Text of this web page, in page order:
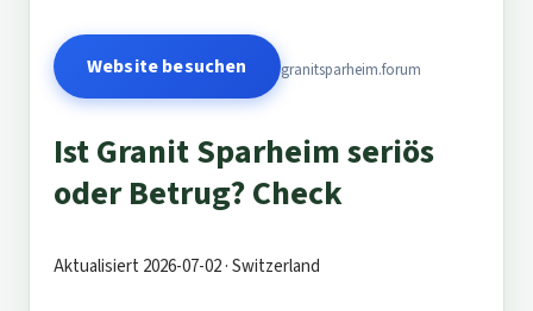
Website besuchen granitsparheim.forum
Ist Granit Sparheim seriös
oder Betrug? Check
Aktualisiert 2026-07-02 · Switzerland